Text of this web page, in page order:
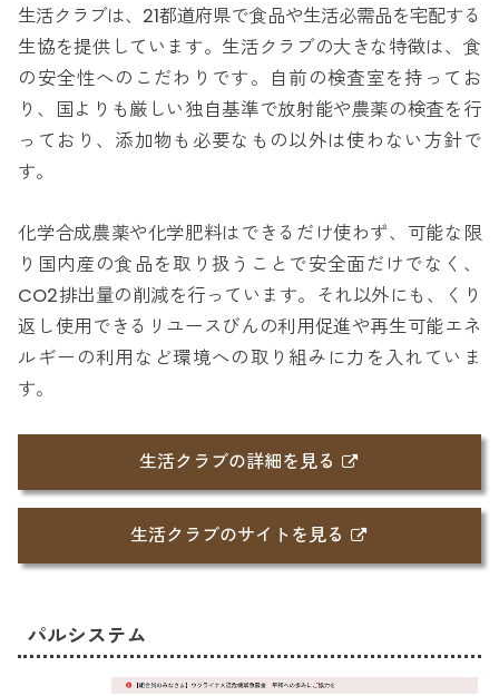
生活クラブは、21都道府県で食品や生活必需品を宅配する
生協を提供しています。生活クラブの大きな特徴は、食
の安全性へのこだわりです。自前の検査室を持ってお
り、国よりも厳しい独自基準で放射能や農薬の検査を行
っており、添加物も必要なもの以外は使わない方針で
す。
化学合成農薬や化学肥料はできるだけ使わず、可能な限
り国内産の食品を取り扱うことで安全面だけでなく、
CO2排出量の削減を行っています。それ以外にも、くり
返し使用できるリユースびんの利用促進や再生可能エネ
ルギーの利用など環境への取り組みに力を入れていま
す。
生活クラブの詳細を見る
生活クラブのサイトを見る
パルシステム